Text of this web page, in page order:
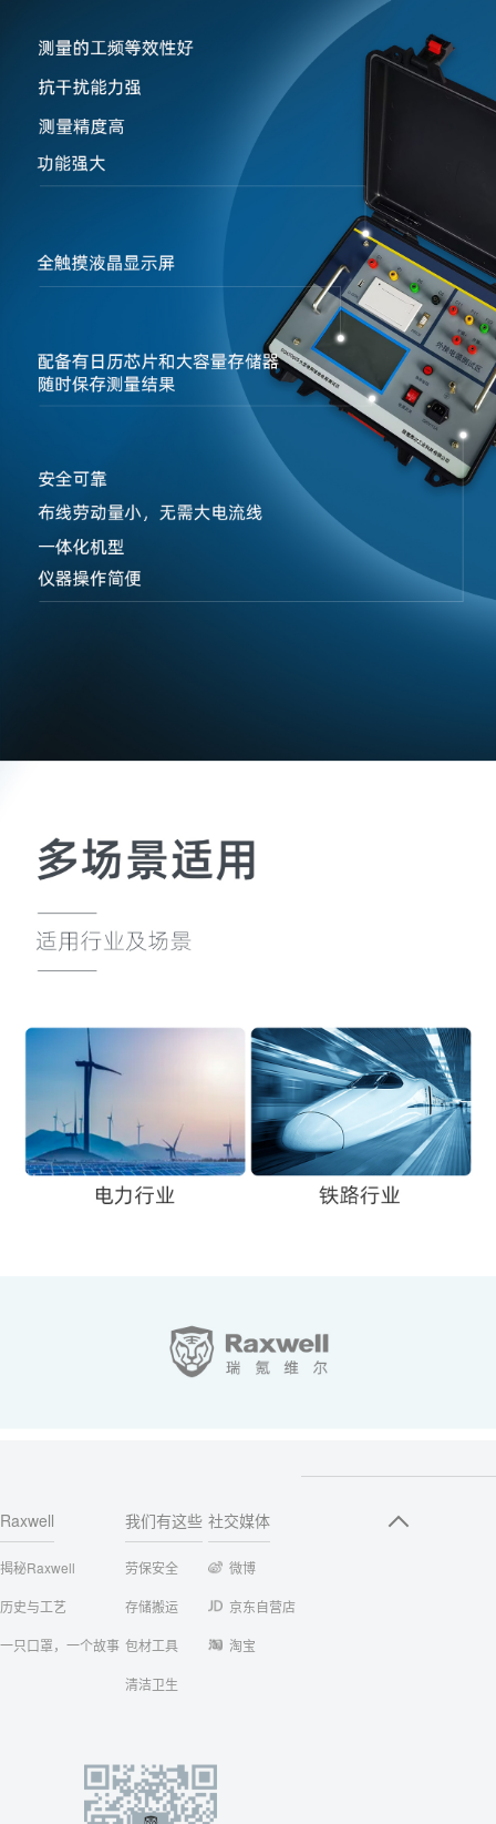
Raxwell
揭秘Raxwell
历史与工艺
一只口罩，一个故事
我们有这些
劳保安全
存储搬运
包材工具
清洁卫生
社交媒体
微博
京东自营店
淘宝